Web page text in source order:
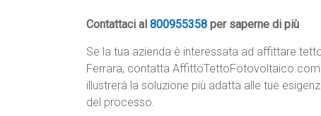
Contattaci al 800955358 per saperne di più
Se la tua azienda è interessata ad affittare
Ferrara, contatta AffittoTettoFotovoltaico.com
illustrerà la soluzione più adatta alle tue
del processo.